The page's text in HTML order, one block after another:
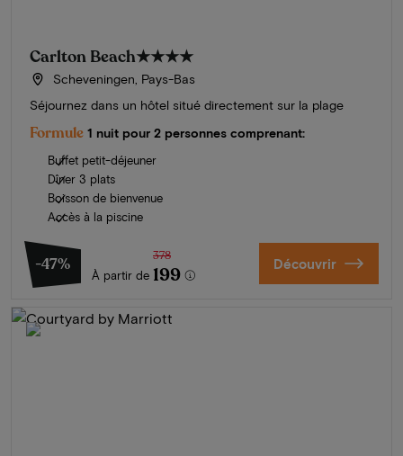
Carlton Beach★★★★
Scheveningen, Pays-Bas
Séjournez dans un hôtel situé directement sur la plage
Formule 1 nuit pour 2 personnes comprenant:
Buffet petit-déjeuner
Dîner 3 plats
Boisson de bienvenue
Accès à la piscine
-47%
À partir de
378
199 Découvrir